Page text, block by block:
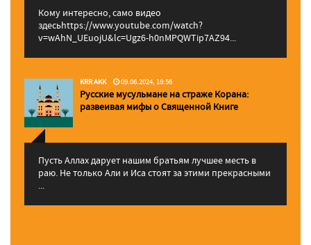
Кому интересно, само видео
здесьhttps://www.youtube.com/watch?
v=wAhN_UEuojU&lc=Ugz6-h0nMPQWTip7AZ94...
KRR AKK 09.06.2024, 18:56
Русские мусульмане на страже Корана:
pазвеивая мифы о Священной Книге
Пусть Аллах дарует нашим братьям лучшее месть в
раю. Не только Али и Иса стоят за этими прекрасными
...